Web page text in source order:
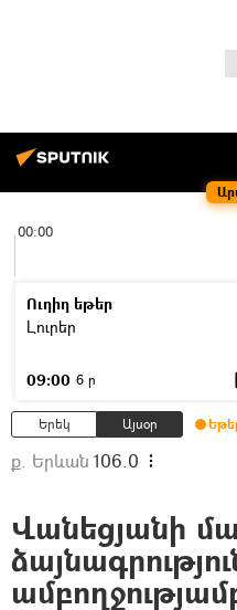
00:00
Ուղիղ եթեր
Լուրեր
09:00 6 ր
Երեկ Այսօր
ք. Երևան 106.0
Վանեցյանի